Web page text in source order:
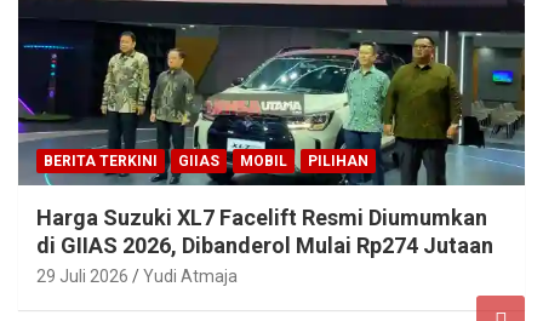
BERITA TERKINI GIIAS MOBIL PILIHAN
Harga Suzuki XL7 Facelift Resmi Diumumkan
di GIIAS 2026, Dibanderol Mulai Rp274 Jutaan
29 Juli 2026 Yudi Atmaja